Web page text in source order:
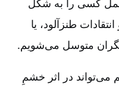
عمل کسی را به شکل
طنزآلود، یا
متوسل می‌شویم‌.
می‌تواند در اثر خشمِ